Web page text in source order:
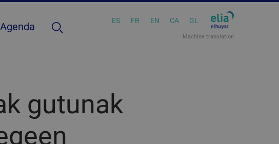
Agenda ES FR EN CA GL
Machine translation
gutunak